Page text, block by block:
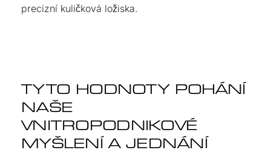
precizní kuličková ložiska.
TYTO HODNOTY POHÁNÍ
NAŠE
VNITROPODNIKOVÉ
MYŠLENÍ A JEDNÁNÍ